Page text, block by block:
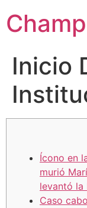
Inicio
Ícono en
murió
levantó la
Caso